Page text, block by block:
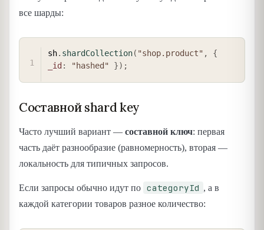
все шарды:
sh. shardCollection( "shop.product" ,
{
_id : "hashed" }) ;
Составной shard key
Часто лучший вариант — составной ключ: первая
часть даёт разнообразие (равномерность), вторая —
локальность для типичных запросов.
Если запросы обычно идут по categoryId , а в
каждой категории товаров разное количество: